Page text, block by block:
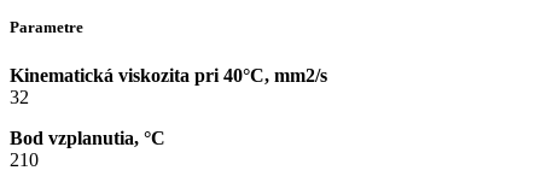
Parametre
Kinematická viskozita pri 40°C, mm2/s
32
Bod vzplanutia, °C
210